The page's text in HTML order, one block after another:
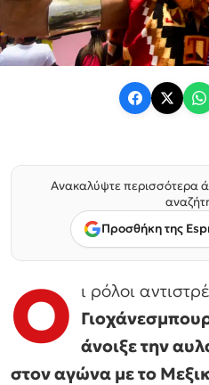
Ανακαλύψτε περισσότερα
Προσθήκη της
Ο ι ρόλοι
άνοιξε την
στον αγώνα με το